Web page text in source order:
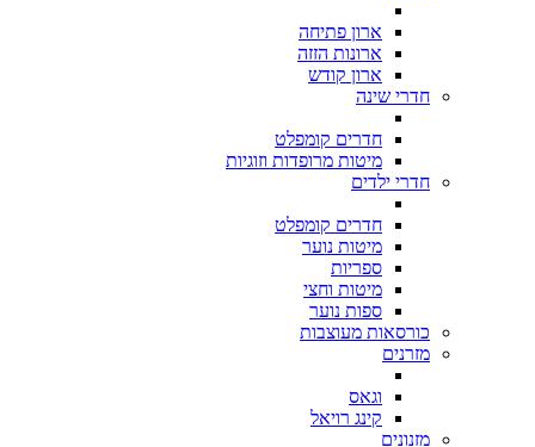
ארון פתיחה
ארונות הזזה
ארון קודש
חדרי שינה
חדרים קומפלט
מיטות מרופדות וזוגיות
חדרי ילדים
חדרים קומפלט
מיטות נוער
ספריות
מיטות וחצי
ספות נוער
כורסאות מעוצבות
מזרנים
וגאס
קינג רויאל
מזנונים